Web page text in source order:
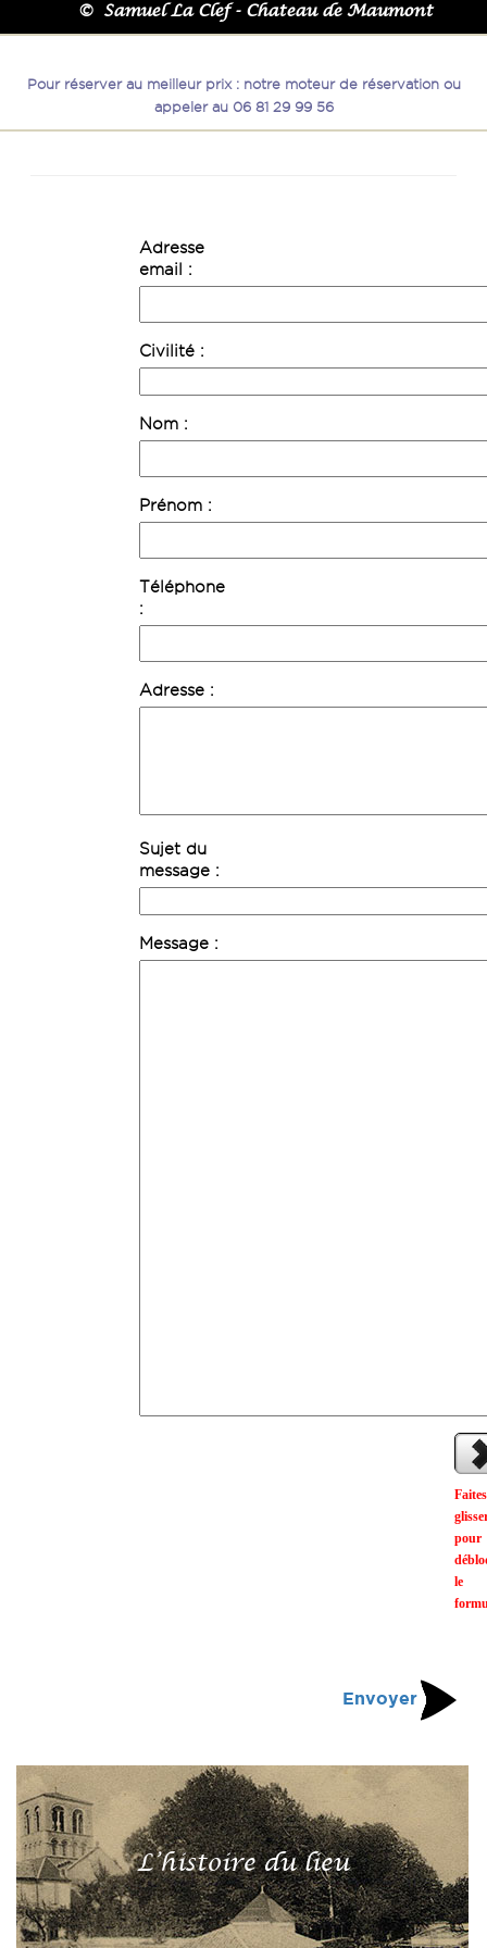
© Samuel La Clef - Chateau de Maumont
Pour réserver au meilleur prix : notre moteur de réservation ou
appeler au 06 81 29 99 56
Adresse
email
Civilité
Nom
Prénom
Téléphone
Adresse
Sujet du
message
Message
Faites
pour
le
Envoyer
L’histoire du lieu